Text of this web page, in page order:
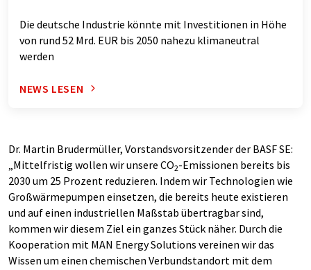
Die deutsche Industrie könnte mit Investitionen in Höhe
von rund 52 Mrd. EUR bis 2050 nahezu klimaneutral
werden
NEWS LESEN
Dr. Martin Brudermüller, Vorstandsvorsitzender der BASF SE:
„Mittelfristig wollen wir unsere CO2-Emissionen bereits bis
2030 um 25 Prozent reduzieren. Indem wir Technologien wie
Großwärmepumpen einsetzen, die bereits heute existieren
und auf einen industriellen Maßstab übertragbar sind,
kommen wir diesem Ziel ein ganzes Stück näher. Durch die
Kooperation mit MAN Energy Solutions vereinen wir das
Wissen um einen chemischen Verbundstandort mit dem